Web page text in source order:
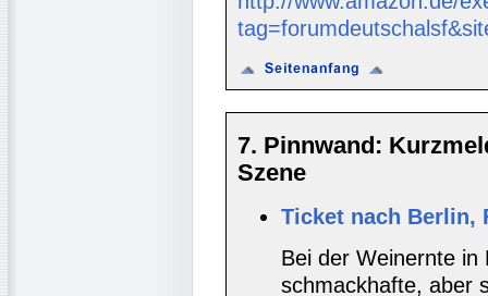
7. Pinnwand:
Szene
Ticket nach Berlin,
Bei der Weinernte in
schmackhafte, aber